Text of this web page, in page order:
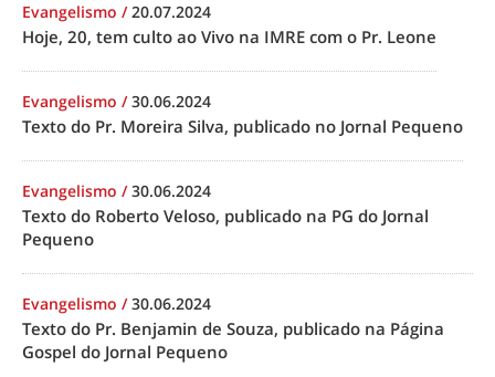
Evangelismo /20.07.2024
Hoje, 20, tem culto ao Vivo na IMRE com o Pr. Leone
Evangelismo /30.06.2024
Texto do Pr. Moreira Silva, publicado no Jornal Pequeno
Evangelismo /30.06.2024
Texto do Roberto Veloso, publicado na PG do Jornal
Pequeno
Evangelismo /30.06.2024
Texto do Pr. Benjamin de Souza, publicado na Página
Gospel do Jornal Pequeno